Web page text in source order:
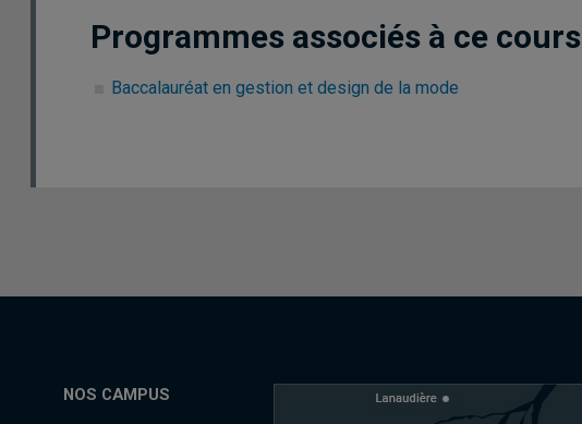
Programmes associés à ce cours
Baccalauréat en gestion et design de la mode
NOS CAMPUS